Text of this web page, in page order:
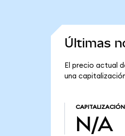
Últimas
El precio actual
una
CAPITALIZACIÓN
N/A